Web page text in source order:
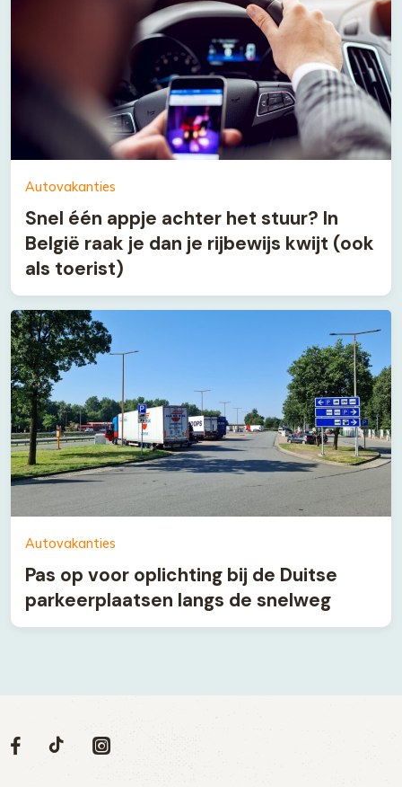
Autovakanties
Snel één appje achter het stuur? In
België raak je dan je rijbewijs kwijt (ook
als toerist)
Autovakanties
Pas op voor oplichting bij de Duitse
parkeerplaatsen langs de snelweg
Volg
Social
Volg
Volg
Volg